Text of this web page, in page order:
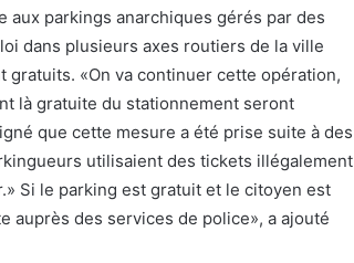
parkings anarchiques gérés par des
dans plusieurs axes routiers de la ville
gratuits. «On va continuer cette opération,
là gratuite du stationnement seront
que cette mesure a été prise suite à des
utilisaient des tickets illégalement
Si le parking est gratuit et le citoyen est
auprès des services de police», a ajouté